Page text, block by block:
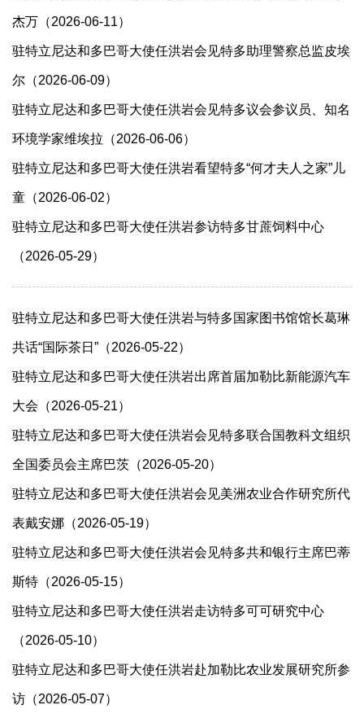
杰万（2026-06-11）
驻特立尼达和多巴哥大使任洪岩会见特多助理警察总监皮埃
尔（2026-06-09）
驻特立尼达和多巴哥大使任洪岩会见特多议会参议员、知名
环境学家维埃拉（2026-06-06）
驻特立尼达和多巴哥大使任洪岩看望特多“何才夫人之家”儿
童（2026-06-02）
驻特立尼达和多巴哥大使任洪岩参访特多甘蔗饲料中心
（2026-05-29）
驻特立尼达和多巴哥大使任洪岩与特多国家图书馆馆长葛琳
共话“国际茶日”（2026-05-22）
驻特立尼达和多巴哥大使任洪岩出席首届加勒比新能源汽车
大会（2026-05-21）
驻特立尼达和多巴哥大使任洪岩会见特多联合国教科文组织
全国委员会主席巴茨（2026-05-20）
驻特立尼达和多巴哥大使任洪岩会见美洲农业合作研究所代
表戴安娜（2026-05-19）
驻特立尼达和多巴哥大使任洪岩会见特多共和银行主席巴蒂
斯特（2026-05-15）
驻特立尼达和多巴哥大使任洪岩走访特多可可研究中心
（2026-05-10）
驻特立尼达和多巴哥大使任洪岩赴加勒比农业发展研究所参
访（2026-05-07）